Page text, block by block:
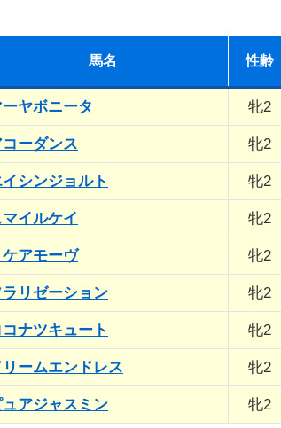
馬名 性齢
ーヤボニータ 牝2
コーダンス 牝2
イシンジョルト 牝2
マイルケイ 牝2
ケアモーヴ 牝2
ラリゼーション 牝2
コナツキュート 牝2
リームエンドレス 牝2
ュアジャスミン 牝2